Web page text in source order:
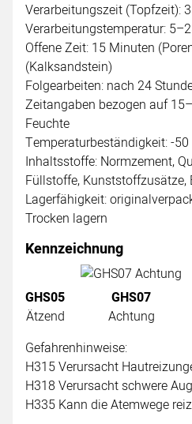
Verarbeitungszeit (Topfzeit):
Verarbeitungstemperatur:
Offene Zeit: 15 Minuten
(Kalksandstein)
Folgearbeiten: nach 24
Zeitangaben bezogen auf
Feuchte
Temperaturbeständigkeit: -50
Inhaltsstoffe: Normzement,
Füllstoffe, Kunststoffzusätze,
Lagerfähigkeit:
Trocken lagern
Kennzeichnung
GHS05
Ätzend
GHS07
Achtung
Gefahrenhinweise:
H315 Verursacht
H318 Verursacht schwere
H335 Kann die Atemwege